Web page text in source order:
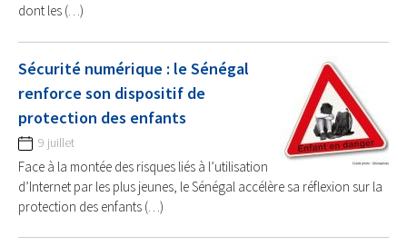
dont les (…)
Sécurité numérique : le Sénégal
renforce son dispositif de
protection des enfants
9 juillet
Face à la montée des risques liés à l’utilisation
d’Internet par les plus jeunes, le Sénégal accélère sa réflexion sur la
protection des enfants (…)